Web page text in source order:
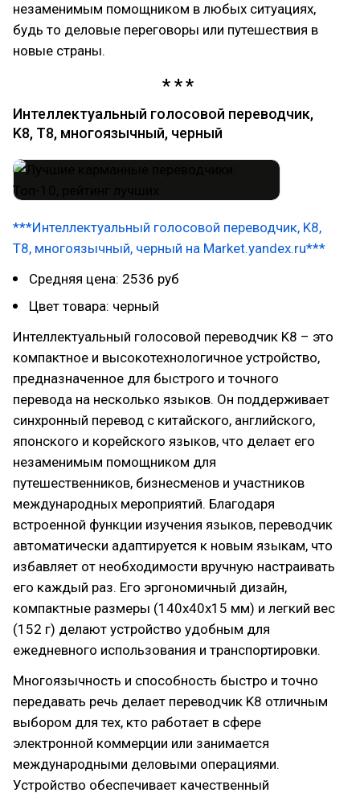
незаменимым помощником в любых ситуациях,
будь то деловые переговоры или путешествия в
новые страны.
Интеллектуальный голосовой переводчик,
K8, T8, многоязычный, черный
***Интеллектуальный голосовой переводчик, K8,
T8, многоязычный, черный на Market.yandex.ru***
Средняя цена: 2536 руб
Цвет товара: черный
Интеллектуальный голосовой переводчик K8 – это
компактное и высокотехнологичное устройство,
предназначенное для быстрого и точного
перевода на несколько языков. Он поддерживает
синхронный перевод с китайского, английского,
японского и корейского языков, что делает его
незаменимым помощником для
путешественников, бизнесменов и участников
международных мероприятий. Благодаря
встроенной функции изучения языков, переводчик
автоматически адаптируется к новым языкам, что
избавляет от необходимости вручную настраивать
его каждый раз. Его эргономичный дизайн,
компактные размеры (140x40x15 мм) и легкий вес
(152 г) делают устройство удобным для
ежедневного использования и транспортировки.
Многоязычность и способность быстро и точно
передавать речь делает переводчик K8 отличным
выбором для тех, кто работает в сфере
электронной коммерции или занимается
международными деловыми операциями.
Устройство обеспечивает качественный